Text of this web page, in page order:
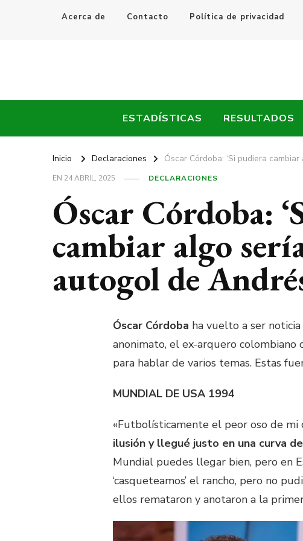
Acerca de Contacto Política de privacidad
Every Fútbol
ESTADÍSTICAS RESULTADOS
Inicio Declaraciones Óscar Córdoba: ‘Si pudiera
EN 24 ABRIL, 2025 DECLARACIONES
Óscar Córdoba:
cambiar algo
autogol de
Óscar Córdoba ha vuelto a ser
anonimato, el ex-arquero colombiano
para hablar de varios temas. Estas
MUNDIAL DE USA 1994
«Futbolísticamente el peor oso de mi
ilusión y llegué justo en una curva
Mundial puedes llegar bien, pero en
‘casqueteamos’ el rancho, pero no
ellos remataron y anotaron a la